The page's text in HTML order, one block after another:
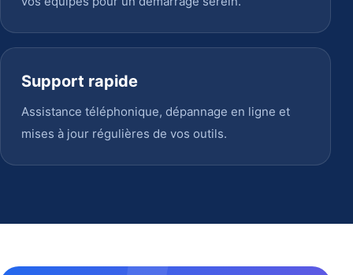
Support rapide
Assistance téléphonique, dépannage en ligne et
mises à jour régulières de vos outils.